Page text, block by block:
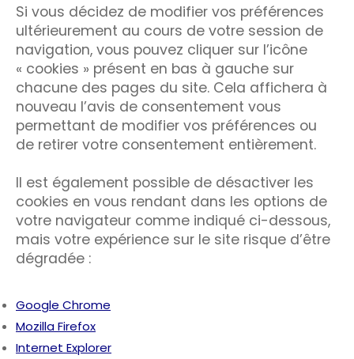
Si vous décidez de modifier vos préférences
ultérieurement au cours de votre session de
navigation, vous pouvez cliquer sur l’icône
« cookies » présent en bas à gauche sur
chacune des pages du site. Cela affichera à
nouveau l’avis de consentement vous
permettant de modifier vos préférences ou
de retirer votre consentement entièrement.
Il est également possible de désactiver les
cookies en vous rendant dans les options de
votre navigateur comme indiqué ci-dessous,
mais votre expérience sur le site risque d’être
dégradée :
Google Chrome
Mozilla Firefox
Internet Explorer